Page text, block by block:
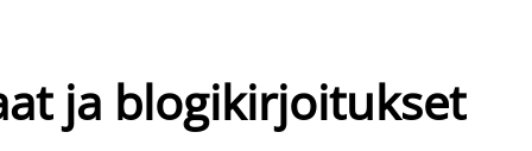
ja blogikirjoitukset